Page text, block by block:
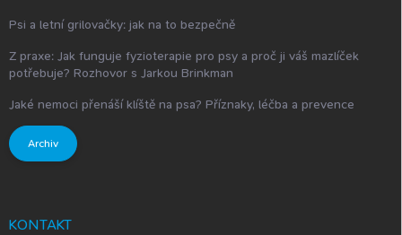
Psi a letní grilovačky: jak na to bezpečně
Z praxe: Jak funguje fyzioterapie pro psy a proč ji váš mazlíček
potřebuje? Rozhovor s Jarkou Brinkman
Jaké nemoci přenáší klíště na psa? Příznaky, léčba a prevence
Archiv
KONTAKT